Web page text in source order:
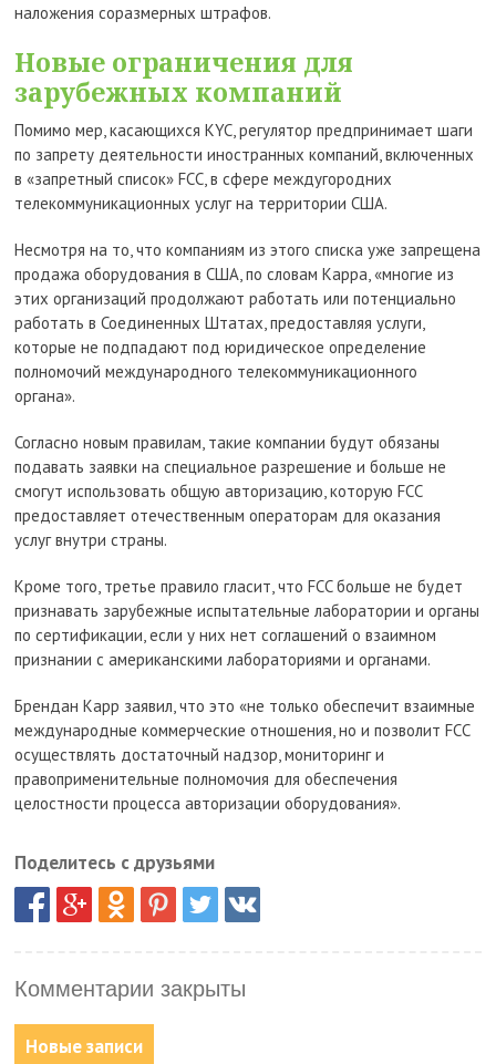
наложения соразмерных штрафов.
Новые ограничения для
зарубежных компаний
Помимо мер, касающихся KYC, регулятор предпринимает шаги
по запрету деятельности иностранных компаний, включенных
в «запретный список» FCC, в сфере междугородних
телекоммуникационных услуг на территории США.
Несмотря на то, что компаниям из этого списка уже запрещена
продажа оборудования в США, по словам Карра, «многие из
этих организаций продолжают работать или потенциально
работать в Соединенных Штатах, предоставляя услуги,
которые не подпадают под юридическое определение
полномочий международного телекоммуникационного
органа».
Согласно новым правилам, такие компании будут обязаны
подавать заявки на специальное разрешение и больше не
смогут использовать общую авторизацию, которую FCC
предоставляет отечественным операторам для оказания
услуг внутри страны.
Кроме того, третье правило гласит, что FCC больше не будет
признавать зарубежные испытательные лаборатории и органы
по сертификации, если у них нет соглашений о взаимном
признании с американскими лабораториями и органами.
Брендан Карр заявил, что это «не только обеспечит взаимные
международные коммерческие отношения, но и позволит FCC
осуществлять достаточный надзор, мониторинг и
правоприменительные полномочия для обеспечения
целостности процесса авторизации оборудования».
Поделитесь с друзьями
Комментарии закрыты
Новые записи